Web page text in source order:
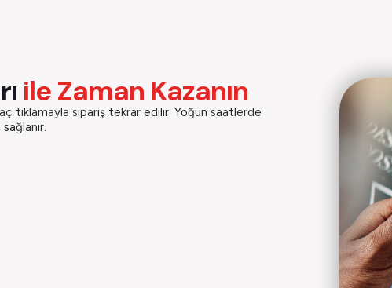
ile Zaman Kazanın
tıklamayla sipariş tekrar edilir. Yoğun saatlerde